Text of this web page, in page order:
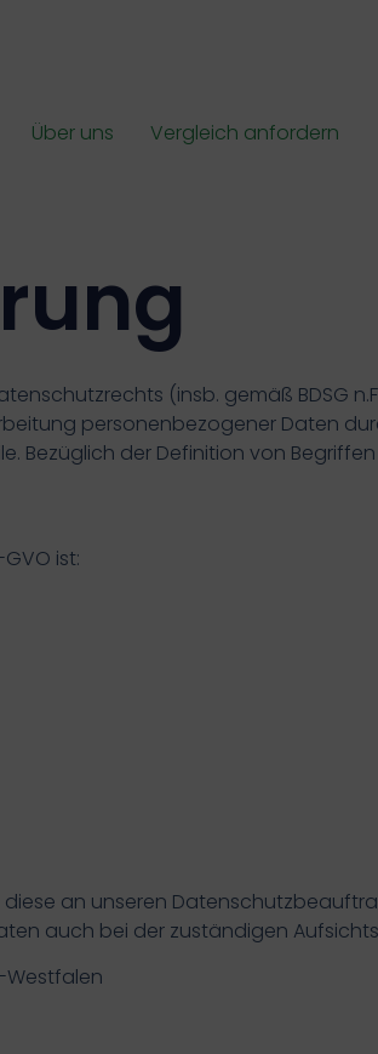
Über uns Vergleich anfordern
(insb. gemäß BDSG
personenbezogener Daten
Bezüglich der Definition von
ist:
an unseren
auch bei der zuständigen